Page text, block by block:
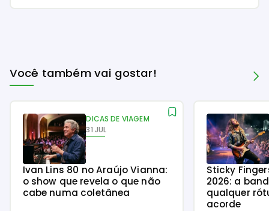
Você também vai gostar!
DICAS DE VIAGEM
31 JUL
Ivan Lins 80 no Araújo Vianna:
o show que revela o que não
cabe numa coletânea
Sticky
2026: a
qualquer
acorde